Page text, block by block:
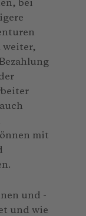
bei
weiter,
mit
und -
und wie